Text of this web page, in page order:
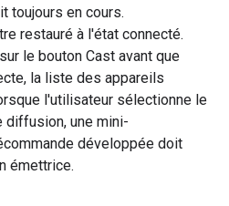
toujours en cours.
restauré à l'état connecté.
le bouton Cast avant que
la liste des appareils
l'utilisateur sélectionne le
diffusion, une mini-
développée doit
émettrice.